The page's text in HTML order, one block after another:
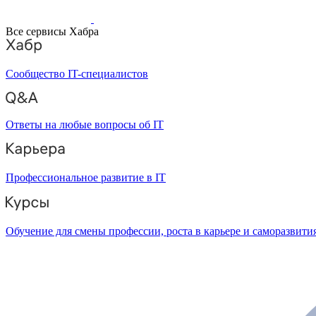
Все сервисы Хабра
Сообщество IT-специалистов
Ответы на любые вопросы об IT
Профессиональное развитие в IT
Обучение для смены профессии, роста в карьере и